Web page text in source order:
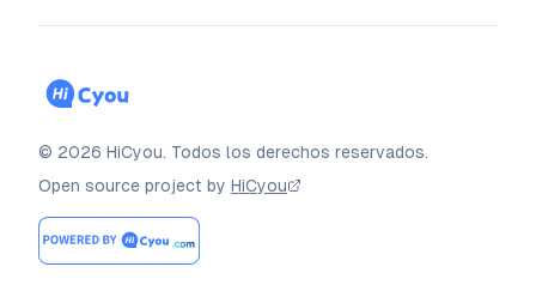
© 2026 HiCyou. Todos los derechos reservados.
Open source project by HiCyou